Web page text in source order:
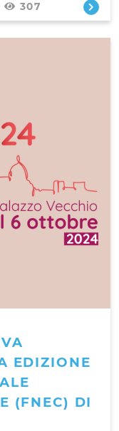
307
EDIZIONE
(FNEC) DI